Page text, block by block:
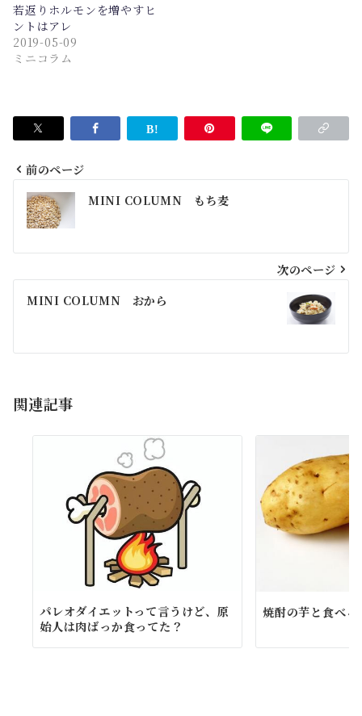
若返りホルモンを増やすヒ
ントはアレ
2019-05-09
ミニコラム
投
稿
ナ
ビ
ゲ
シ
ン
前のページ
MINI COLUMN もち麦
次のページ
MINI COLUMN おから
関連記事
パレオダイエットって言うけど、原
始人は肉ばっか食ってた？
焼酎の芋と食べる